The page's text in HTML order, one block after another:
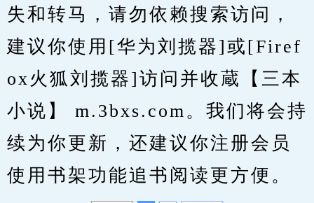
失和转马，请勿依赖搜索访问，
建议你使用[华为刘揽器]或[Firef
ox火狐刘揽器]访问并收蔵【三本
小说】 m.3bxs.com。我们将会持
续为你更新，还建议你注册会员
使用书架功能追书阅读更方便。